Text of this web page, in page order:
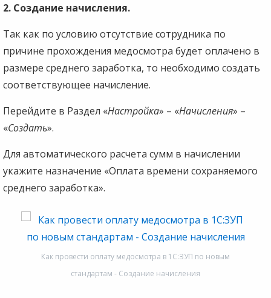
2. Создание начисления.
Так как по условию отсутствие сотрудника по
причине прохождения медосмотра будет оплачено в
размере среднего заработка, то необходимо создать
соответствующее начисление.
Перейдите в Раздел «Настройка» – «Начисления» –
«Создать».
Для автоматического расчета сумм в начислении
укажите назначение «Оплата времени сохраняемого
среднего заработка».
Как провести оплату медосмотра в 1С:ЗУП по новым
стандартам - Создание начисления